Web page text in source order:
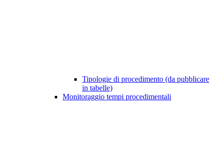
Tipologie di procedimento (da pubblicare
in tabelle)
Monitoraggio tempi procedimentali